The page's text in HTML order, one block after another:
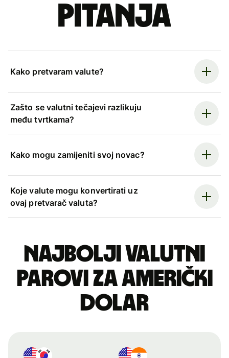
pitanja
Kako pretvaram valute?
Zašto se valutni tečajevi razlikuju
među tvrtkama?
Kako mogu zamijeniti svoj novac?
Koje valute mogu konvertirati uz
ovaj pretvarač valuta?
Najbolji valutni
parovi za američki
dolar